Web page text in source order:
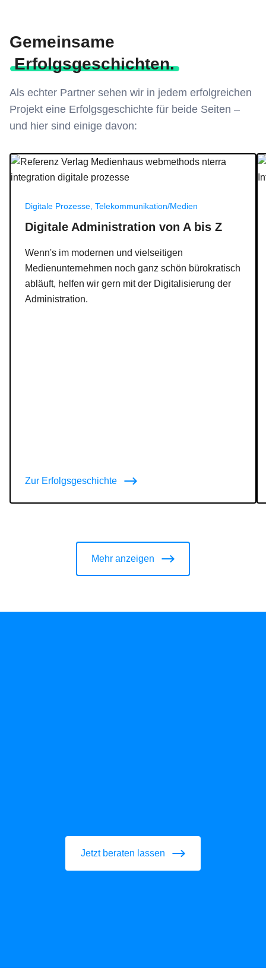
Gemeinsame
Erfolgsgeschichten.
Als echter Partner sehen wir in jedem erfolgreichen
Projekt eine Erfolgsgeschichte für beide Seiten –
und hier sind einige davon:
Digitale Prozesse, Telekommunikation/Medien
Digitale Administration von A bis Z
Wenn's im modernen und vielseitigen
Medienunternehmen noch ganz schön bürokratisch
abläuft, helfen wir gern mit der Digitalisierung der
Administration.
Zur Erfolgsgeschichte
Mehr anzeigen
Jetzt beraten lassen